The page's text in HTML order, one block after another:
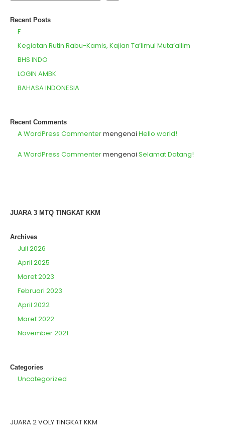
Recent Posts
F
Kegiatan Rutin Rabu-Kamis, Kajian Ta’limul Muta’allim
BHS INDO
LOGIN AMBK
BAHASA INDONESIA
Recent Comments
A WordPress Commentermengenai Hello world!
A WordPress Commentermengenai Selamat Datang!
JUARA 3 MTQ TINGKAT KKM
Archives
Juli 2026
April 2025
Maret 2023
Februari 2023
April 2022
Maret 2022
November 2021
Categories
Uncategorized
JUARA 2 VOLY TINGKAT KKM